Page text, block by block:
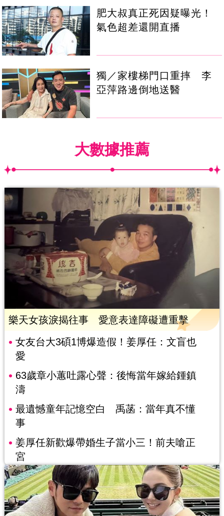
肥大叔真正死因疑曝光！
氣色超差還開直播
獨／家樓梯門口重摔 李
亞萍路邊倒地送醫
大數據推薦
樂天女孩淚揭往事 愛意表達障礙遭重擊
女友台大3碩1博爆造假！姜厚任：文盲也
愛
63歲章小蕙吐露心聲：後悔當年嫁給鍾鎮
濤
最遺憾童年記憶空白 禹菡：當年真不懂
事
姜厚任新歡爆帶婚生子當小三！前夫嗆正
宮